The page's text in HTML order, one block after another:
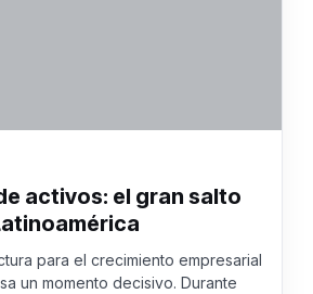
activos: el gran salto
para el crecimiento empresarial
un momento decisivo. Durante